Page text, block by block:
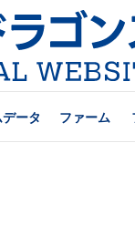
ータ ファーム